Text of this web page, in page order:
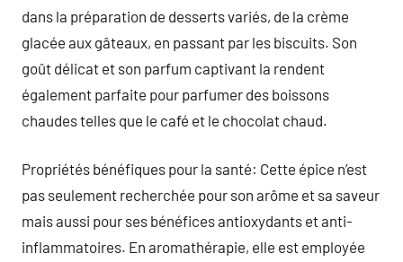
dans la préparation de desserts variés, de la crème
glacée aux gâteaux, en passant par les biscuits. Son
goût délicat et son parfum captivant la rendent
également parfaite pour parfumer des boissons
chaudes telles que le café et le chocolat chaud.
Propriétés bénéfiques pour la santé: Cette épice n’est
pas seulement recherchée pour son arôme et sa saveur
mais aussi pour ses bénéfices antioxydants et anti-
inflammatoires. En aromathérapie, elle est employée